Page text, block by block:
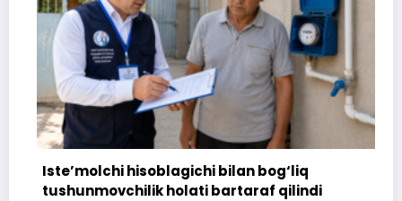
hisoblagichi bilan bog‘liq
holati bartaraf qilindi